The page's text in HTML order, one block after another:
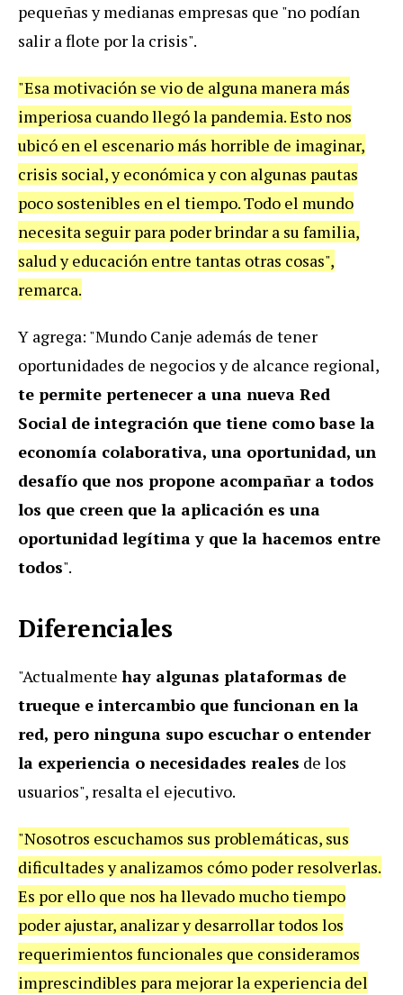
pequeñas y medianas empresas que "no podían
salir a flote por la crisis".
"Esa motivación se vio de alguna manera más
imperiosa cuando llegó la pandemia. Esto nos
ubicó en el escenario más horrible de imaginar,
crisis social, y económica y con algunas pautas
poco sostenibles en el tiempo. Todo el mundo
necesita seguir para poder brindar a su familia,
salud y educación entre tantas otras cosas",
remarca.
Y agrega: "Mundo Canje además de tener
oportunidades de negocios y de alcance regional,
te permite pertenecer a una nueva Red
Social de integración que tiene como base la
economía colaborativa, una oportunidad, un
desafío que nos propone acompañar a todos
los que creen que la aplicación es una
oportunidad legítima y que la hacemos entre
todos".
Diferenciales
"Actualmente hay algunas plataformas de
trueque e intercambio que funcionan en la
red, pero ninguna supo escuchar o entender
la experiencia o necesidades reales de los
usuarios", resalta el ejecutivo.
"Nosotros escuchamos sus problemáticas, sus
dificultades y analizamos cómo poder resolverlas.
Es por ello que nos ha llevado mucho tiempo
poder ajustar, analizar y desarrollar todos los
requerimientos funcionales que consideramos
imprescindibles para mejorar la experiencia del